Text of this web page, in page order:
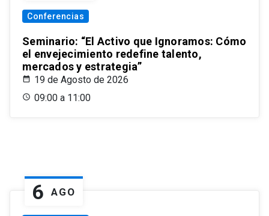
Conferencias
Seminario: “El Activo que Ignoramos: Cómo
el envejecimiento redefine talento,
mercados y estrategia”
19 de Agosto de 2026
09:00 a 11:00
6 AGO